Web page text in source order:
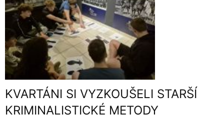
KVARTÁNI SI VYZKOUŠELI STARŠÍ
KRIMINALISTICKÉ METODY